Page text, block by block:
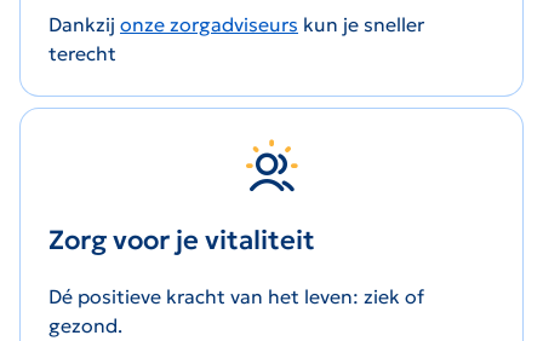
Dankzij onze zorgadviseurs kun je sneller
terecht
Zorg voor je vitaliteit
Dé positieve kracht van het leven: ziek of
gezond.